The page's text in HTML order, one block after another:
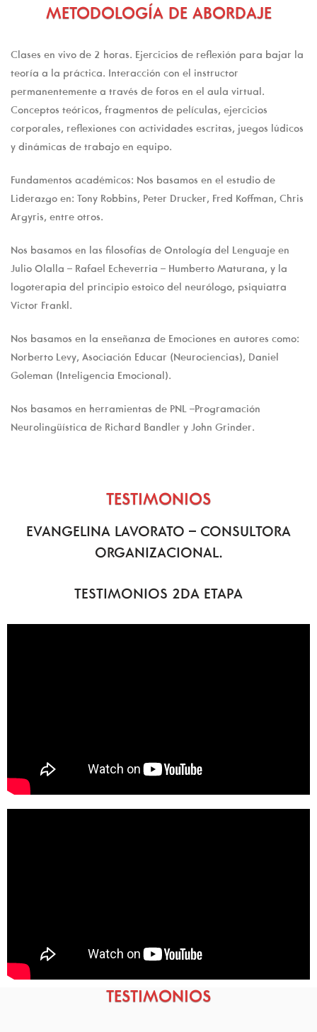
METODOLOGÍA DE ABORDAJE
Clases en vivo de 2 horas. Ejercicios de reflexión para bajar la
teoría a la práctica. Interacción con el instructor
permanentemente a través de foros en el aula virtual.
Conceptos teóricos, fragmentos de películas, ejercicios
corporales, reflexiones con actividades escritas, juegos lúdicos
y dinámicas de trabajo en equipo.
Fundamentos académicos: Nos basamos en el estudio de
Liderazgo en: Tony Robbins, Peter Drucker, Fred Koffman, Chris
Argyris, entre otros.
Nos basamos en las filosofías de Ontología del Lenguaje en
Julio Olalla – Rafael Echeverria – Humberto Maturana, y la
logoterapia del principio estoico del neurólogo, psiquiatra
Victor Frankl.
Nos basamos en la enseñanza de Emociones en autores como:
Norberto Levy, Asociación Educar (Neurociencias), Daniel
Goleman (Inteligencia Emocional).
Nos basamos en herramientas de PNL –Programación
Neurolingüística de Richard Bandler y John Grinder.
TESTIMONIOS
EVANGELINA LAVORATO – CONSULTORA
ORGANIZACIONAL.
TESTIMONIOS 2DA ETAPA
TESTIMONIOS